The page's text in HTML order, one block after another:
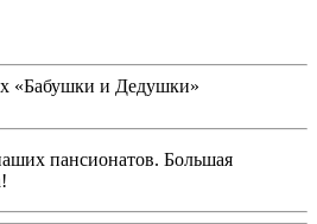
«Бабушки и Дедушки»
пансионатов. Большая